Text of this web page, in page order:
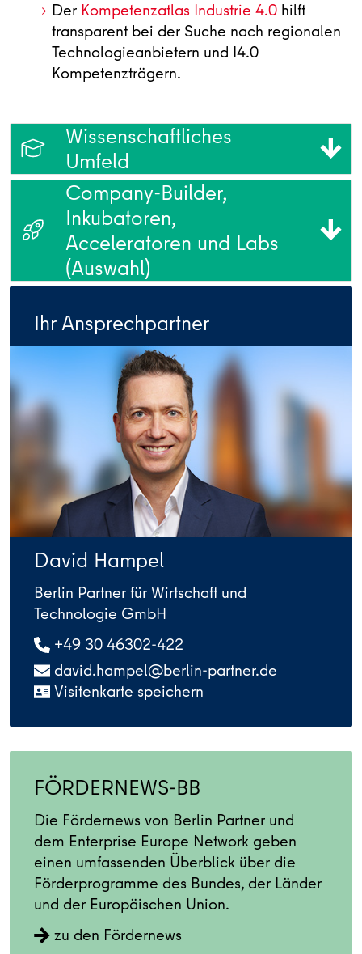
Der Kompetenzatlas Industrie 4.0 hilft
transparent bei der Suche nach regionalen
Technologieanbietern und I4.0
Kompetenzträgern.
Wissenschaftliches
Umfeld
Company-Builder,
Inkubatoren,
Acceleratoren und Labs
(Auswahl)
Ihr Ansprechpartner
David Hampel
Berlin Partner für Wirtschaft und
Technologie GmbH
+49 30 46302-422
david.hampel@berlin-partner.de
Visitenkarte speichern
FÖRDERNEWS-BB
Die Fördernews von Berlin Partner und
dem Enterprise Europe Network geben
einen umfassenden Überblick über die
Förderprogramme des Bundes, der Länder
und der Europäischen Union.
zu den Fördernews